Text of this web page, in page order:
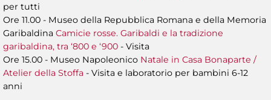
per tutti
Ore 11.00 - Museo della Repubblica Romana e della Memoria
Garibaldina Camicie rosse. Garibaldi e la tradizione
garibaldina, tra ‘800 e ‘900 - Visita
Ore 15.00 - Museo Napoleonico Natale in Casa Bonaparte /
Atelier della Stoffa - Visita e laboratorio per bambini 6-12
anni